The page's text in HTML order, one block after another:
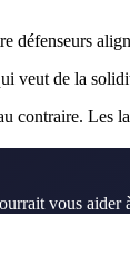
défenseurs
veut de la
contraire.
vous aider